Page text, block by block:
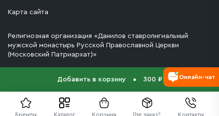
Бренды Каталог Корзина Где заказ? Контакты
Добавить в корзину 300 ₽
Карта сайта
Религиозная организация «Данилов ставропигиальный
мужской монастырь Русской Православной Церкви
(Московский Патриархат)»
Онлайн-чат